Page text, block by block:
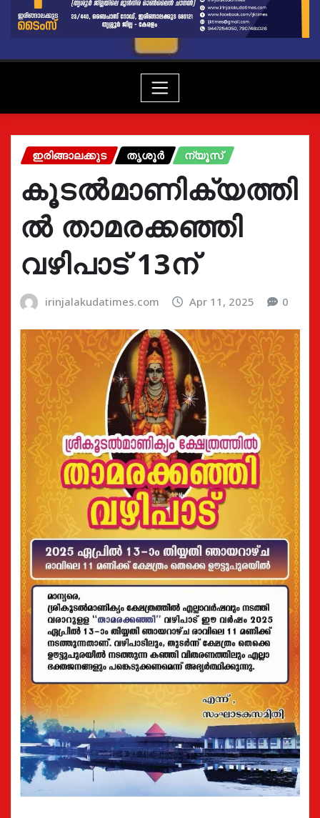
ഇരിങ്ങാലക്കുട തൃശൂർ ന്യൂസ്
കൂടൽമാണിക്യത്തി
ൽ താമരക്കഞ്ഞി
വഴിപാട് 13ന്
irinjalakudatimes.com Apr 11, 2025 0